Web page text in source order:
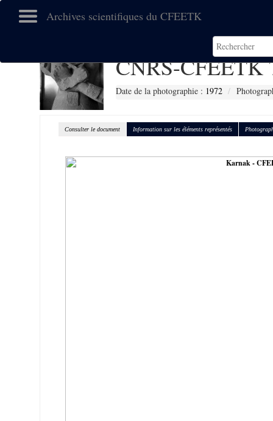
Archives scientifiques du CFEETK
CNRS-CFEETK
Date de la photographie : 1972
Consulter le document Information sur les éléments représentés